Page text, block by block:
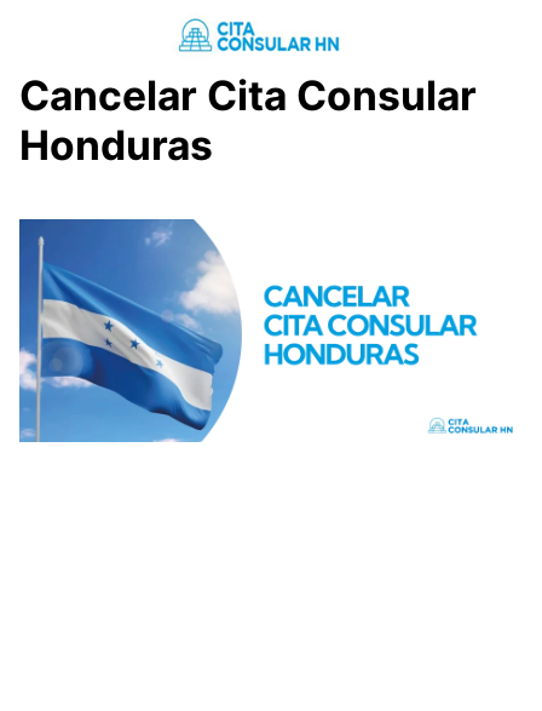
Cancelar Cita Consular
Honduras